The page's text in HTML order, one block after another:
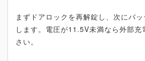
まずドアロックを再解錠し、次にバ
します。電圧が11.5V未満なら外部充
さい。